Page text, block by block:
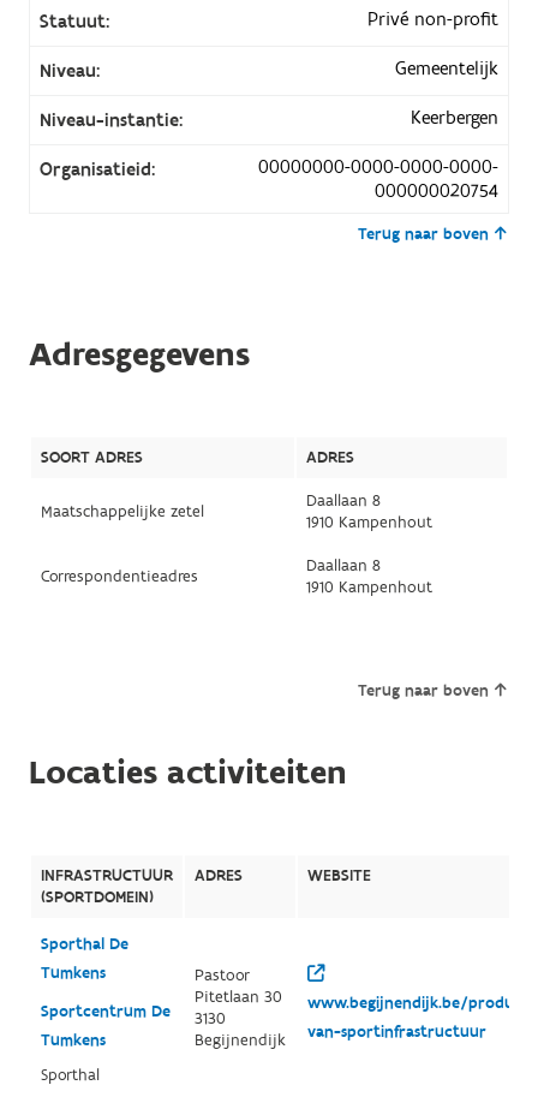
Statuut: Privé non-profit
Niveau: Gemeentelijk
Niveau-instantie: Keerbergen
Organisatieid:
00000000-0000-0000-0000-
000000020754
Terug naar boven
Adresgegevens
SOORT ADRES ADRES
Maatschappelijke zetel
Daallaan 8
1910 Kampenhout
Correspondentieadres
Daallaan 8
1910 Kampenhout
Terug naar boven
Locaties activiteiten
INFRASTRUCTUUR
(SPORTDOMEIN)
ADRES WEBSITE
Sporthal De
Tumkens
Sportcentrum De
Tumkens
Sporthal
Pastoor
Pitetlaan 30
3130
Begijnendijk
www.begijnendijk.be/
van-sportinfrastructuur